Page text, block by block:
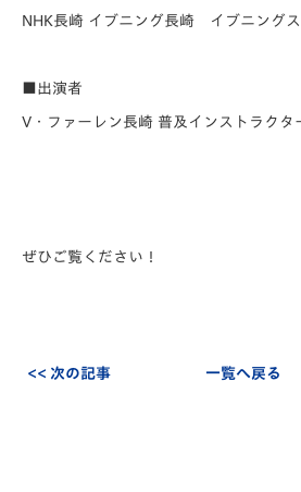
NHK長崎 イブニング長崎 イブニング
■出演者
V・ファーレン長崎 普及インストラクタ
ぜひご覧ください！
<< 次の記事 一覧へ戻る